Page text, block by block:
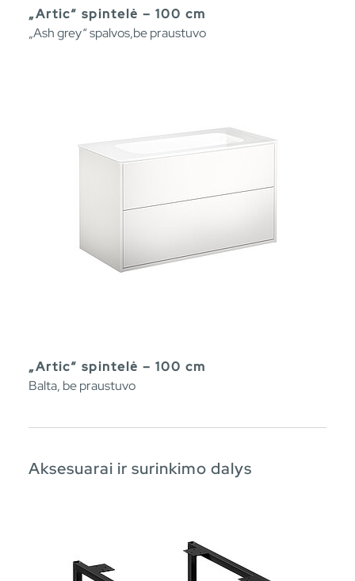
„Artic“ spintelė – 100 cm
„Ash grey“ spalvos,be praustuvo
„Artic“ spintelė – 100 cm
Balta, be praustuvo
Aksesuarai ir surinkimo dalys